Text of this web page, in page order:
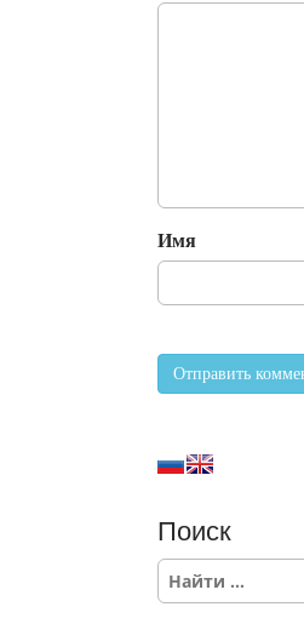
Имя
Поиск
S
e